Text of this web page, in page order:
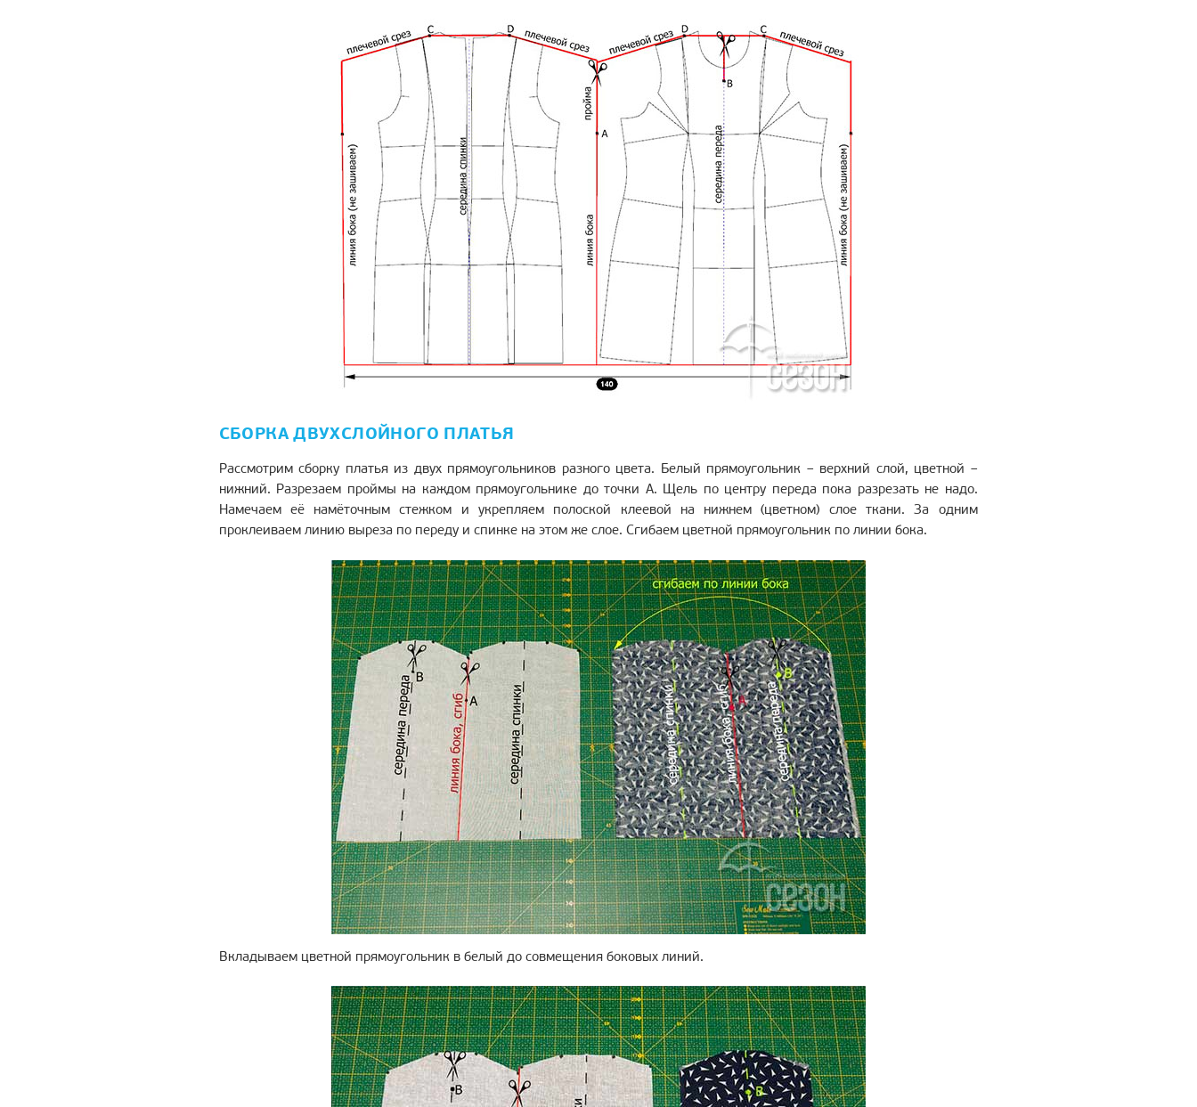
СБОРКА ДВУХСЛОЙНОГО ПЛАТЬЯ
Рассмотрим сборку платья из двух прямоугольников разного цвета. Белый прямоугольник – верхний слой, цветной –
нижний. Разрезаем проймы на каждом прямоугольнике до точки А. Щель по центру переда пока разрезать не надо.
Намечаем её намёточным стежком и укрепляем полоской клеевой на нижнем (цветном) слое ткани. За одним
проклеиваем линию выреза по переду и спинке на этом же слое. Сгибаем цветной прямоугольник по линии бока.
Вкладываем цветной прямоугольник в белый до совмещения боковых линий.